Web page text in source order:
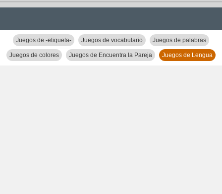
Juegos de -etiqueta- Juegos de vocabulario Juegos de palabras
Juegos de colores Juegos de Encuentra la Pareja Juegos de Lengua